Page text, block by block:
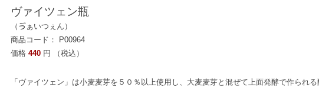
ヴァイツェン瓶
（ゔぁいつぇん）
商品コード： P00964
価格 440 円 （税込）
「ヴァイツェン」は小麦麦芽を５０％以上使用し、大麦麦芽と混ぜて上面発酵で作られ